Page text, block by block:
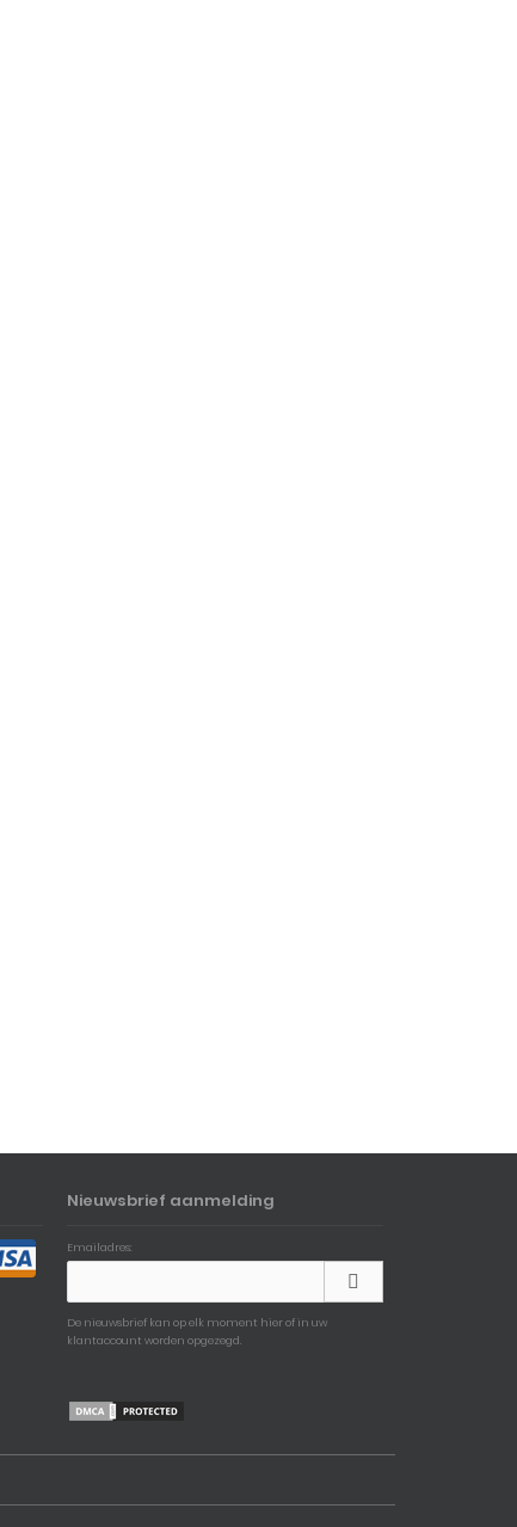
Nieuwsbrief aanmelding
Emailadres:
De nieuwsbrief kan op elk moment hier of in uw
klantaccount worden opgezegd.